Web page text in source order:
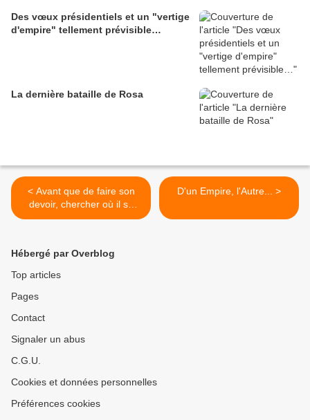
Des vœux présidentiels et un "vertige
d'empire" tellement prévisible…
La dernière bataille de Rosa
< Avant que de faire son
devoir, chercher où il se
trouve ...
D'un Empire, l'Autre... >
Hébergé par Overblog
Top articles
Pages
Contact
Signaler un abus
C.G.U.
Cookies et données personnelles
Préférences cookies